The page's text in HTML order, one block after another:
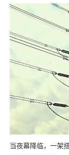
当夜幕降临，一架